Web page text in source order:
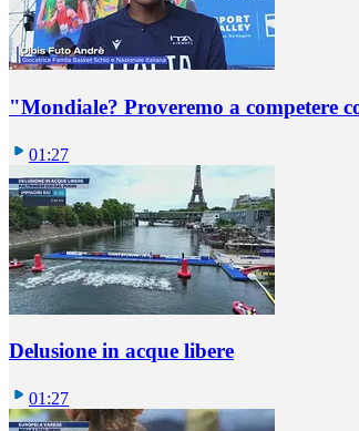
"Mondiale? Proveremo a competere
01:27
Delusione in acque libere
01:27